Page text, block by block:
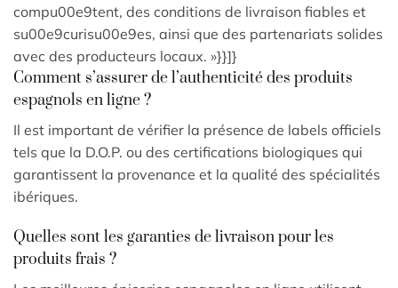
compu00e9tent, des conditions de livraison fiables et
su00e9curisu00e9es, ainsi que des partenariats solides
avec des producteurs locaux. »}}]}
Comment s’assurer de l’authenticité des produits
espagnols en ligne ?
Il est important de vérifier la présence de labels officiels
tels que la D.O.P. ou des certifications biologiques qui
garantissent la provenance et la qualité des spécialités
ibériques.
Quelles sont les garanties de livraison pour les
produits frais ?